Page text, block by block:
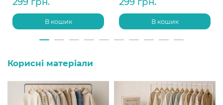
В кошик В кошик
Корисні матеріали